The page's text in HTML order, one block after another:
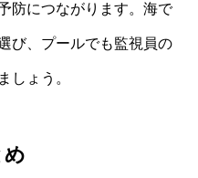
防につながります。海で
び、プールでも監視員の
しょう。
め